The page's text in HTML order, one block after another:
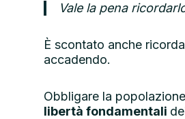
Vale la pena
È scontato anche
accadendo.
Obbligare la
libertà fondamentali